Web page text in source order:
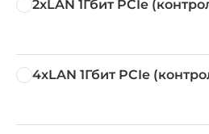
2xLAN 1Гбит PCIe
4xLAN 1Гбит PCIe